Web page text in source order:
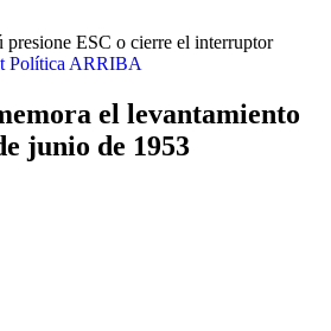
presione ESC o cierre el interruptor
Política ARRIBA
el levantamiento
junio de 1953